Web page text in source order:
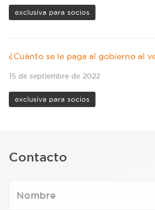
exclusiva para socios
¿Cuánto se le paga al gobierno al
15 de septiembre de 2022
exclusiva para socios
Contacto